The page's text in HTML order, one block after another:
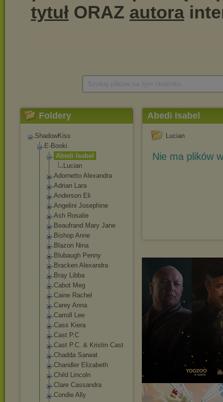
Foldery
ShadowKiss
E-Booki
Abedi Isabel
Lucian
Adornetto Alexandra
Adrian Lara
Anderson Eli
Angelini Josephine
Ash Rosalie
Beaufrand Mary Jane
Bishop Anne
Blazon Nina
Blubaugh Penny
Bracken Alexandra
Bray Libba
Cabot Meg
Caine Rachel
Carey Anna
Carroll Lee
Cass Kiera
Cast P.C
Cast P.C. & Kristin Cast
Chadda Sarwat
Chandler Elizabeth
Child Lincoln
Clare Cassandra
Condie Ally
Abedi Isabel
Lucian
Nie ma plików